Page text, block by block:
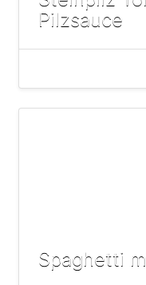
Pilzsauce
Spaghetti